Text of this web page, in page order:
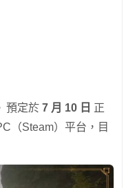
預定於 7 月 10 日 正
（Steam）平台，目